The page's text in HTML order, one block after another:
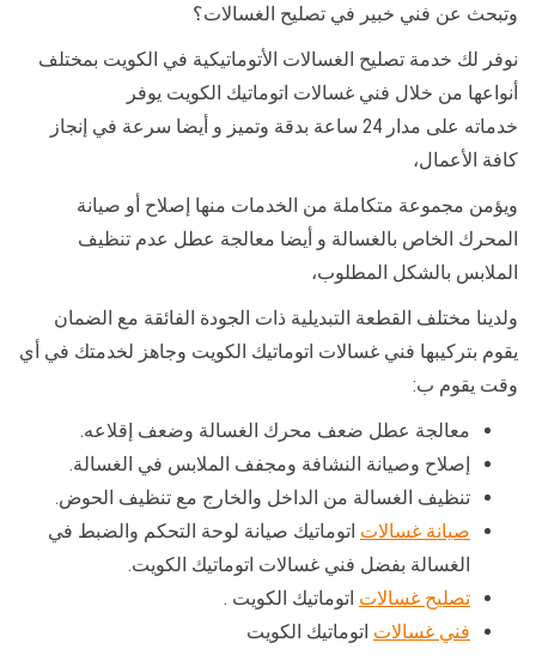
وتبحث عن فني خبير في تصليح الغسالات؟
نوفر لك خدمة تصليح الغسالات الأتوماتيكية في الكويت بمختلف
أنواعها من خلال فني غسالات اتوماتيك الكويت يوفر
خدماته على مدار 24 ساعة بدقة وتميز و أيضا سرعة في إنجاز
كافة الأعمال،
ويؤمن مجموعة متكاملة من الخدمات منها إصلاح أو صيانة
المحرك الخاص بالغسالة و أيضا معالجة عطل عدم تنظيف
الملابس بالشكل المطلوب،
ولدينا مختلف القطعة التبديلية ذات الجودة الفائقة مع الضمان
يقوم بتركيبها فني غسالات اتوماتيك الكويت وجاهز لخدمتك في أي
وقت يقوم ب:
معالجة عطل ضعف محرك الغسالة وضعف إقلاعه.
إصلاح وصيانة النشافة ومجفف الملابس في الغسالة.
تنظيف الغسالة من الداخل والخارج مع تنظيف الحوض.
صيانة غسالات اتوماتيك صيانة لوحة التحكم والضبط في
الغسالة بفضل فني غسالات اتوماتيك الكويت.
تصليح غسالات اتوماتيك الكويت .
فني غسالات اتوماتيك الكويت